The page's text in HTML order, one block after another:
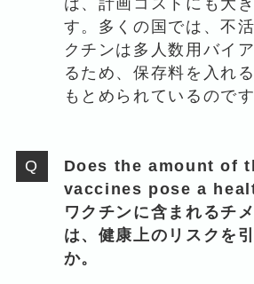
す。多くの国では、不
クチンは多人数用バイ
るため、保存料を入れ
もとめられているのです
Does the amount of
vaccines pose a
ワクチンに含まれるチ
は、健康上のリスクを
か。